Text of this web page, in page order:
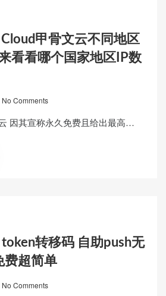
甲骨文云不同地区
看看哪个国家地区IP数
No Comments
因其宣称永久免费且给出最高…
转移码 自助push无
费超简单
No Comments